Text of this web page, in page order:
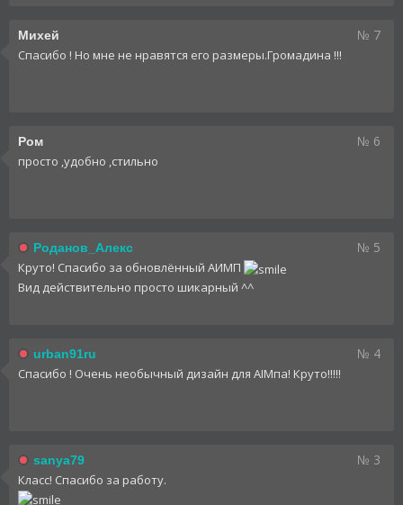
Михей № 7
Спасибо ! Но мне не нравятся его размеры.Громадина !!!
Ром № 6
просто ,удобно ,стильно
Роданов_Алекс № 5
Круто! Спасибо за обновлённый АИМП
Вид действительно просто шикарный ^^
urban91ru № 4
Спасибо ! Очень необычный дизайн для AIMпа! Круто!!!!!
sanya79 № 3
Класс! Спасибо за работу.